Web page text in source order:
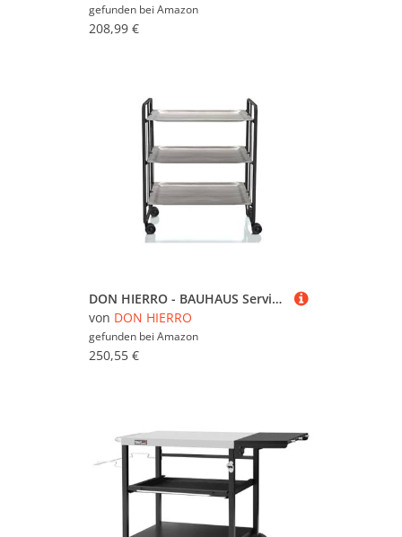
gefunden bei Amazon
208,99 €
DON HIERRO - BAUHAUS Servierwagen klappbar mit Rollen - Metall schwarz, 3 Ebenen - Eschenholz
von DON HIERRO
gefunden bei Amazon
250,55 €